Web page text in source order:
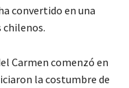
convertido en una
Carmen comenzó en
la costumbre de